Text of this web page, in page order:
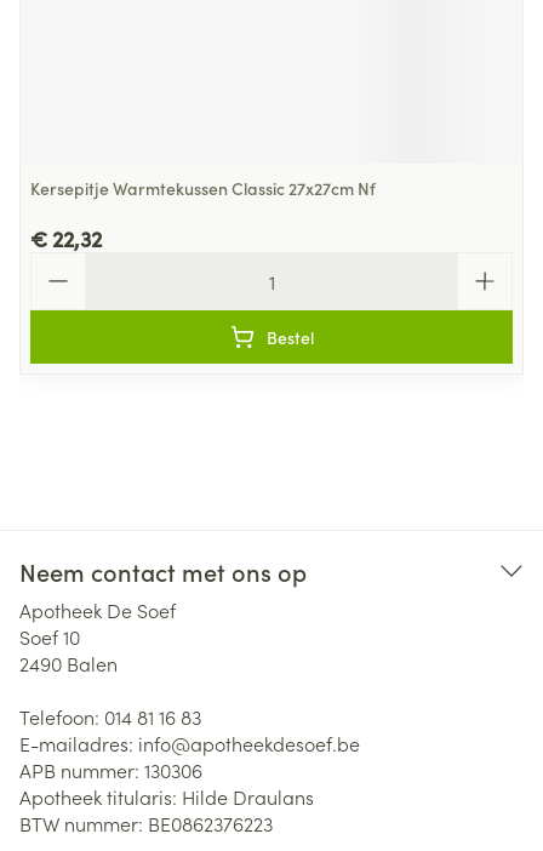
Kersepitje Warmtekussen Classic 27x27cm Nf
€ 22,32
Bestel
Neem contact met ons op
Apotheek De Soef
Soef 10
2490 Balen
Telefoon: 014 81 16 83
E-mailadres: info@apotheekdesoef.be
APB nummer: 130306
Apotheek titularis: Hilde Draulans
BTW nummer: BE0862376223